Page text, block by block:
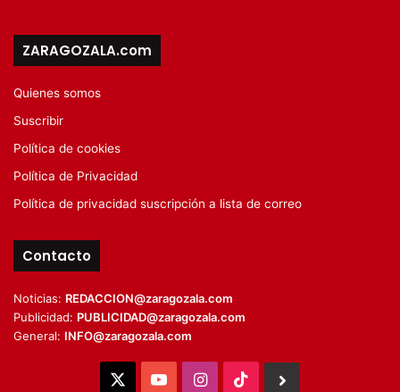
ZARAGOZALA.com
Quienes somos
Suscribir
Política de cookies
Política de Privacidad
Política de privacidad suscripción a lista de correo
Contacto
Noticias: REDACCION@zaragozala.com
Publicidad: PUBLICIDAD@zaragozala.com
General: INFO@zaragozala.com
YouTubeInstagram
TikTok